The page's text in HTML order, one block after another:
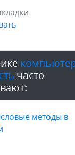
часто
методы в